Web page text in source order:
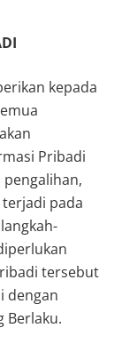
kepada
Pribadi
pada
tersebut
dengan
Berlaku.